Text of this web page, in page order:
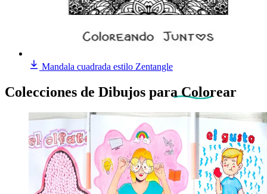
Mandala cuadrada estilo Zentangle
Colecciones de Dibujos para Colorear